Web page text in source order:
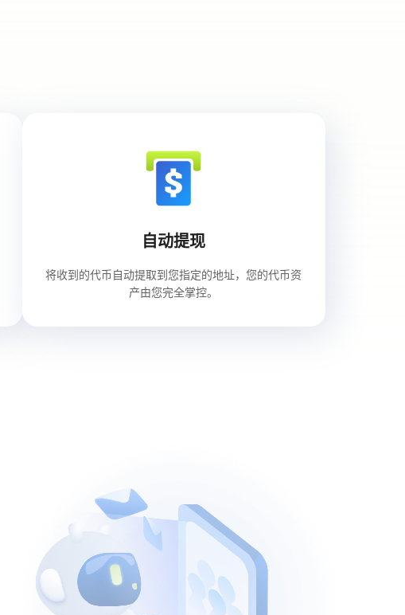
自动提现
将收到的代币自动提取到您指定的地址，您的代币资
产由您完全掌控。